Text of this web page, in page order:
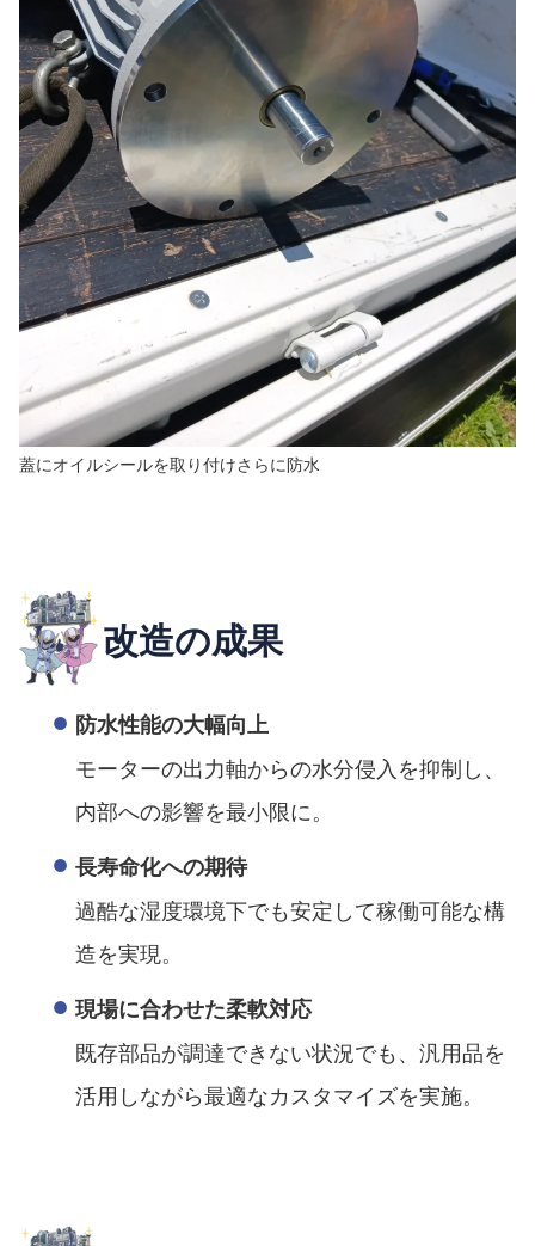
蓋にオイルシールを取り付けさらに防水
改造の成果
防水性能の大幅向上
モーターの出力軸からの水分侵入を抑制し、
内部への影響を最小限に。
長寿命化への期待
過酷な湿度環境下でも安定して稼働可能な構
造を実現。
現場に合わせた柔軟対応
既存部品が調達できない状況でも、汎用品を
活用しながら最適なカスタマイズを実施。